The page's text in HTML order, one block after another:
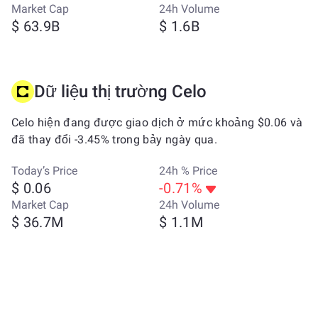
Market Cap
$ 63.9B
24h Volume
$ 1.6B
Dữ liệu thị trường Celo
Celo hiện đang được giao dịch ở mức khoảng $0.06 và
đã thay đổi -3.45% trong bảy ngày qua.
Today’s Price
$ 0.06
24h % Price
-0.71%
Market Cap
$ 36.7M
24h Volume
$ 1.1M